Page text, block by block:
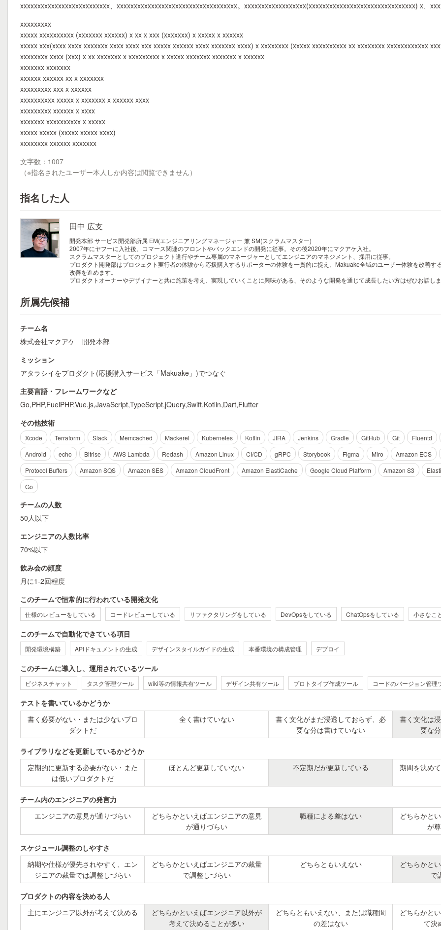
xxxxxxxxxxxxxxxxxxxxxxxxxx、xxxxxxxxxxxxxxxxxxxxxxxxxxxxxxxxxxx。xxxxxxxxxxxxxxxxxx(xxxxxxxxxxxxxxxxxxxxxxxxxxxxxxx) x、
xxxxxxxxx
xxxxx xxxxxxxxxx (xxxxxxx xxxxxx) x xx x xxx (xxxxxxx) x xxxxx x xxxxxx
xxxxx xxx(xxxx xxxx xxxxxxx xxxx xxxx xxx xxxxx xxxxxx xxxx xxxxxxx xxxx) x xxxxxxxx (xxxxx xxxxxxxxxx xx xxxxxxxx xxxxxxxxxxxx
xxxxxxxx xxxx (xxx) x xx xxxxxxx x xxxxxxxxx x xxxxx xxxxxxx xxxxxxx x xxxxxx
xxxxxxx xxxxxxx
xxxxxx xxxxxx xx x xxxxxxx
xxxxxxxxx xxx x xxxxxx
xxxxxxxxxx xxxxx x xxxxxxx x xxxxxx xxxx
xxxxxxxxx xxxxxx x xxxx
xxxxxxx xxxxxxxxxx x xxxxx
xxxxx xxxxx (xxxxx xxxxx xxxx)
xxxxxxxx xxxxxx xxxxxxx
文字数：1007
（※指名されたユーザー本人しか内容は閲覧できません）
指名した人
田中 広支
開発本部 サービス開発部所属 EM(エンジニアリングマネージャー 兼 SM(スクラムマスター)
2007年にヤフーに入社後、コマース関連のフロントやバックエンドの開発に従事。その後2020年にマクアケ入社。
スクラムマスターとしてのプロジェクト進行やチーム専属のマネージャーとしてエンジニアのマネジメント、採用に従事。
プロダクト開発部はプロジェクト実行者の体験から応援購入するサポーターの体験を一貫的に捉え、Makuake全域のユーザー体験を改善
改善を進めます。
プロダクトオーナーやデザイナーと共に施策を考え、実現していくことに興味がある、そのような開発を通じて成長したい方はぜひお話し
所属先候補
チーム名
株式会社マクアケ 開発本部
ミッション
アタラシイをプロダクト(応援購入サービス「Makuake」)でつなぐ
主要言語・フレームワークなど
Go,PHP,FuelPHP,Vue.js,JavaScript,TypeScript,jQuery,Swift,Kotlin,Dart,Flutter
その他技術
Xcode Terraform Slack Memcached Mackerel Kubernetes Kotlin JIRA Jenkins Gradle GitHub Git Fluentd
Android
echo Bitrise AWS Lambda Redash Amazon Linux CI/CD gRPC Storybook Figma Miro Amazon ECS
Protocol Buffers
Amazon SQS Amazon SES Amazon CloudFront Amazon ElastiCache Google Cloud Platform Amazon S3
Go
チームの人数
50人以下
エンジニアの人数比率
70%以下
飲み会の頻度
月に1-2回程度
このチームで恒常的に行われている開発文化
仕様のレビューをしている コードレビューしている リファクタリングをしている DevOpsをしている ChatOpsをしている 小さなこ
このチームで自動化できている項目
開発環境構築 APIドキュメントの生成 デザインスタイルガイドの生成 本番環境の構成管理 デプロイ
このチームに導入し、運用されているツール
ビジネスチャット タスク管理ツール wiki等の情報共有ツール デザイン共有ツール プロトタイプ作成ツール コードのバージョン管理
テストを書いているかどうか
書く必要がない・または少ないプロ
ダクトだ
全く書けていない
書く文化がまだ浸透しておらず、必
要な分は書けていない
書く文化は
要な
ライブラリなどを更新しているかどうか
定期的に更新する必要がない・また
は低いプロダクトだ
ほとんど更新していない 不定期だが更新している 期間を決め
チーム内のエンジニアの発言力
エンジニアの意見が通りづらい
どちらかといえばエンジニアの意見
が通りづらい
職種による差はない
どちらかと
が
スケジュール調整のしやすさ
納期や仕様が優先されやすく、エン
ジニアの裁量では調整しづらい
どちらかといえばエンジニアの裁量
で調整しづらい
どちらともいえない
どちらかと
で
プロダクトの内容を決める人
主にエンジニア以外が考えて決める
どちらかといえばエンジニア以外が
考えて決めることが多い
どちらともいえない、または職種間
の差はない
どちらかと
て決